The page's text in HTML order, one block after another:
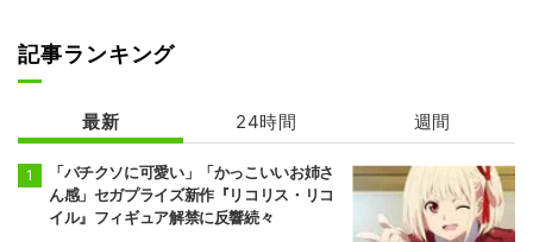
ト!! ヴァンガー
ド
～ 第2クール
記事ランキング
最新 24時間 週間
「バチクソに可愛い」「かっこいいお姉さ
ん感」セガプライズ新作『リコリス・リコ
イル』フィギュア解禁に反響続々